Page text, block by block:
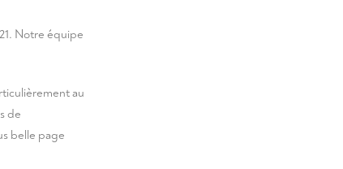
. Notre équipe
au
de
belle page